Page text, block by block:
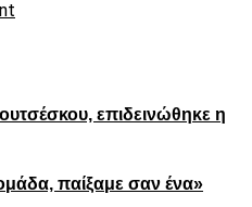
επιδεινώθηκε η
παίξαμε σαν ένα»